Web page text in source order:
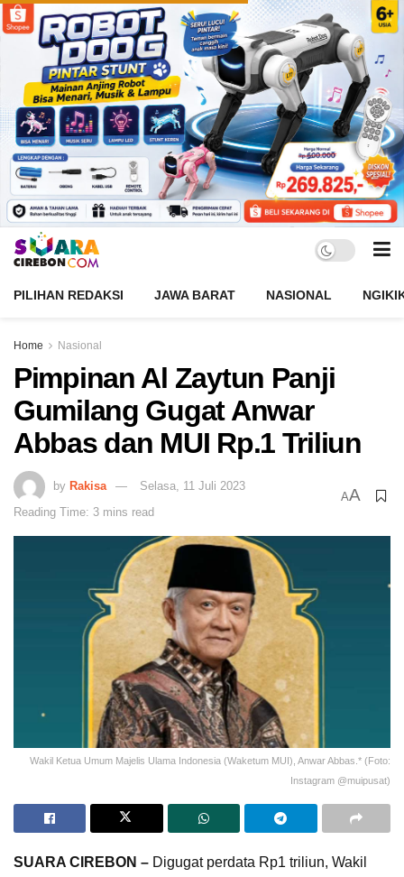
PILIHAN REDAKSI JAWA BARAT NASIONAL
Home Nasional
Pimpinan Al Zaytun Panji
Gumilang Gugat Anwar
Abbas dan MUI Rp.1 Triliun
by Rakisa
Selasa, 11 Juli 2023
Reading Time: 3 mins read
AA
Wakil Ketua Umum Majelis Ulama Indonesia (Waketum MUI), Anwar Abbas.* (Foto:
Instagram @muipusat)
SUARA CIREBON – Digugat perdata Rp1 triliun, Wakil